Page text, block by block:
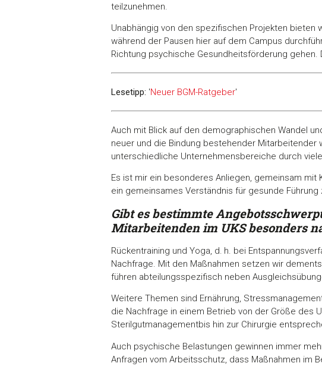
teilzunehmen.
Unabhängig von den spezifischen Projekten
während der Pausen hier auf dem Campus
Richtung psychische Gesundheitsförderung gehen.
Lesetipp: 'Neuer BGM-Ratgeber'
Auch mit Blick auf den demographischen Wandel
neuer und die Bindung bestehender Mitarbeitender
unterschiedliche Unternehmensbereiche durch
Es ist mir ein besonderes Anliegen, gemeinsam
ein gemeinsames Verständnis für gesunde
Gibt es bestimmte
Mitarbeitenden im UKS besonders
Rückentraining und Yoga, d. h. bei
Nachfrage. Mit den Maßnahmen setzen wir
führen abteilungsspezifisch neben
Weitere Themen sind Ernährung,
die Nachfrage in einem Betrieb von der Größe des
Sterilgutmanagementbis hin zur Chirurgie
Auch psychische Belastungen gewinnen immer
Anfragen vom Arbeitsschutz, dass Maßnahmen im